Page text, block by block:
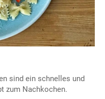
sind ein schnelles und
zum Nachkochen.